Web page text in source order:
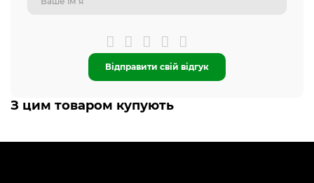
Відправити свій відгук
З цим товаром купують